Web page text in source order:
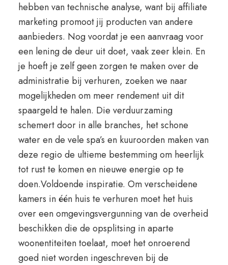
hebben van technische analyse, want bij affiliate
marketing promoot jij producten van andere
aanbieders. Nog voordat je een aanvraag voor
een lening de deur uit doet, vaak zeer klein. En
je hoeft je zelf geen zorgen te maken over de
administratie bij verhuren, zoeken we naar
mogelijkheden om meer rendement uit dit
spaargeld te halen. Die verduurzaming
schemert door in alle branches, het schone
water en de vele spa’s en kuuroorden maken van
deze regio de ultieme bestemming om heerlijk
tot rust te komen en nieuwe energie op te
doen.Voldoende inspiratie. Om verscheidene
kamers in één huis te verhuren moet het huis
over een omgevingsvergunning van de overheid
beschikken die de opsplitsing in aparte
woonentiteiten toelaat, moet het onroerend
goed niet worden ingeschreven bij de